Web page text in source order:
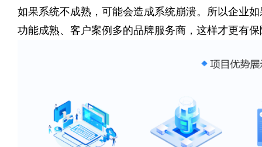
如果系统不成熟，可能会造成系统崩溃。所以企业
功能成熟、客户案例多的品牌服务商，这样才更有保